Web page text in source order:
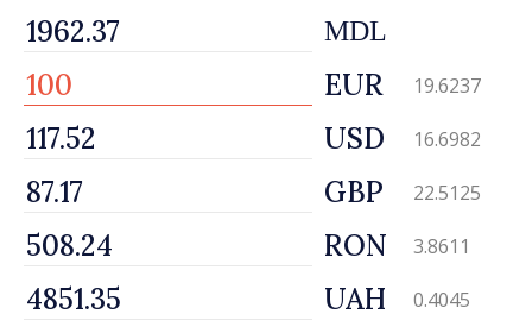
MDL
EUR 19.6237
USD 16.6982
GBP 22.5125
RON 3.8611
UAH 0.4045